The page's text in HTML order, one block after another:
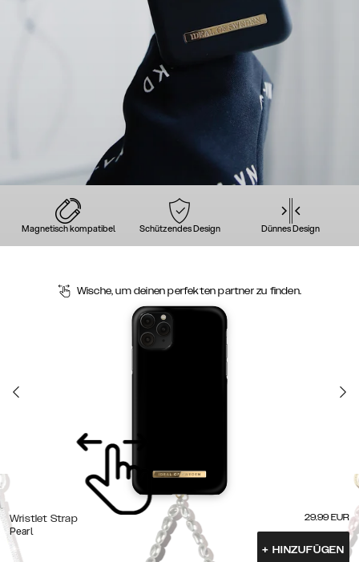
Magnetisch kompatibel Schützendes Design Dünnes Design
Wische, um deinen perfekten partner zu finden.
Wristlet Strap
Pearl
29.99 EUR
+ HINZUFÜGEN